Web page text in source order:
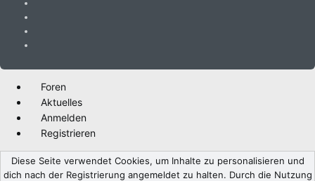
Foren
Aktuelles
Anmelden
Registrieren
Diese Seite verwendet Cookies, um Inhalte zu personalisieren und
dich nach der Registrierung angemeldet zu halten. Durch die Nutzung